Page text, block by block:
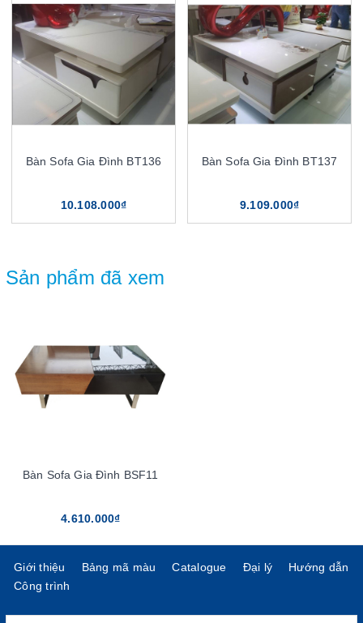
Bàn Sofa Gia Đình BT136
10.108.000₫
Bàn Sofa Gia Đình BT137
9.109.000₫
Sản phẩm đã xem
Bàn Sofa Gia Đình BSF11
4.610.000₫
Giới thiệu Bảng mã màu Catalogue Đại lý
Hướng dẫn
Công trình